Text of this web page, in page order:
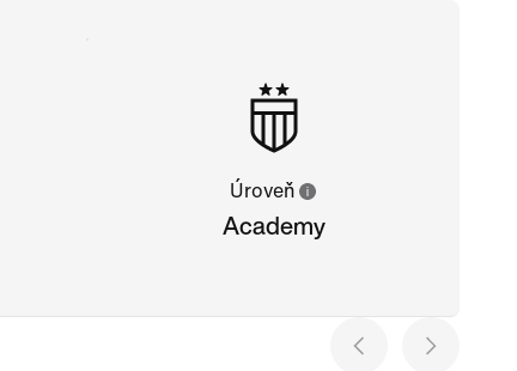
Úroveň
Academy